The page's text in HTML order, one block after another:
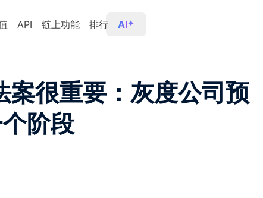
API 链上功能 排行 AI
案很重要：灰度公司预
阶段